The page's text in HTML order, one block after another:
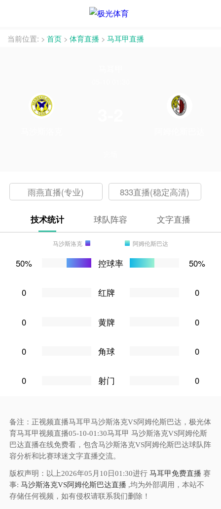
当前位置: > 首页 > 体育直播 > 马耳甲直播
雨燕直播(专业) 833直播(稳定高清)
技术统计 球队阵容 文字直播
马沙斯洛克 阿姆伦斯巴达
50% 控球率 50%
0 红牌 0
0 黄牌 0
0 角球 0
0 射门 0
备注：正视频直播马耳甲马沙斯洛克VS阿姆伦斯巴达，极光体
育马耳甲视频直播05-10-01:30马耳甲 马沙斯洛克VS阿姆伦斯
巴达直播在线免费看，包含马沙斯洛克VS阿姆伦斯巴达球队阵
容分析和比赛球迷文字直播交流。
版权声明：以上2026年05月10日01:30进行马耳甲免费直播 赛
事:马沙斯洛克VS阿姆伦斯巴达直播 ,均为外部调用，本站不
存储任何视频，如有侵权请联系我们删除！